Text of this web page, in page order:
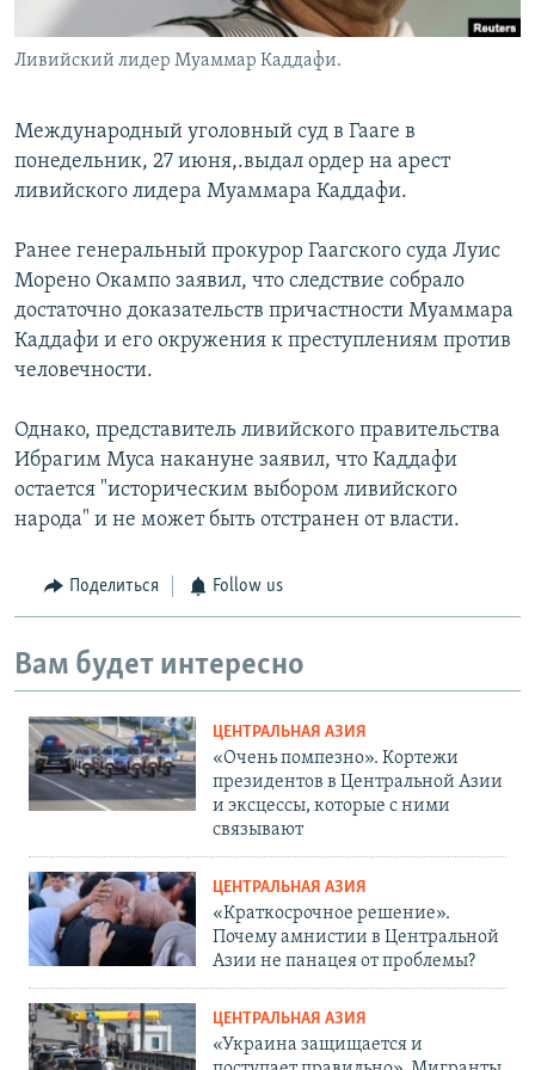
Ливийский лидер Муаммар Каддафи.
Международный уголовный суд в Гааге в
понедельник, 27 июня,.выдал ордер на арест
ливийского лидера Муаммара Каддафи.
Ранее генеральный прокурор Гаагского суда Луис
Морено Окампо заявил, что следствие собрало
достаточно доказательств причастности Муаммара
Каддафи и его окружения к преступлениям против
человечности.
Однако, представитель ливийского правительства
Ибрагим Муса накануне заявил, что Каддафи
остается "историческим выбором ливийского
народа" и не может быть отстранен от власти.
Поделиться Follow us
Вам будет интересно
ЦЕНТРАЛЬНАЯ АЗИЯ
«Очень помпезно». Кортежи
президентов в Центральной Азии
и эксцессы, которые с ними
связывают
ЦЕНТРАЛЬНАЯ АЗИЯ
«Краткосрочное решение».
Почему амнистии в Центральной
Азии не панацея от проблемы?
ЦЕНТРАЛЬНАЯ АЗИЯ
«Украина защищается и